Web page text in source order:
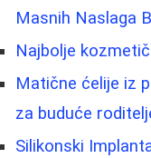
Masnih Naslaga
Najbolje
Matične ćelije iz
za buduće
Silikonski